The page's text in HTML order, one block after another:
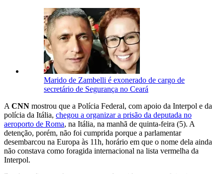
Marido de Zambelli é exonerado de cargo de
secretário de Segurança no Ceará
A CNN mostrou que a Polícia Federal, com apoio da Interpol e da
polícia da Itália, chegou a organizar a prisão da deputada no
aeroporto de Roma, na Itália, na manhã de quinta-feira (5). A
detenção, porém, não foi cumprida porque a parlamentar
desembarcou na Europa às 11h, horário em que o nome dela ainda
não constava como foragida internacional na lista vermelha da
Interpol.